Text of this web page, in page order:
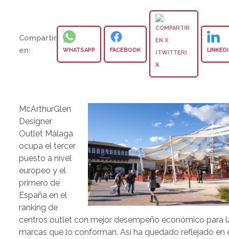
Compartir
en:
WHATSAPP FACEBOOK
X
McArthurGlen
Designer
Outlet Málaga
ocupa el tercer
puesto a nivel
europeo y el
primero de
España en el
ranking de
centros outlet con mejor desempeño económico para
marcas que lo conforman. Así ha quedado reflejado en